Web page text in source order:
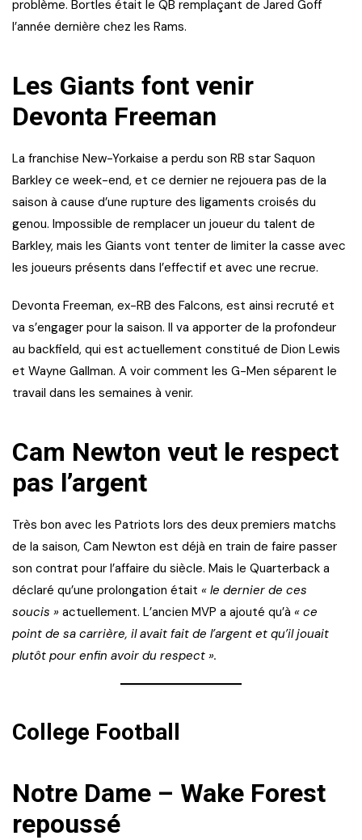
problème. Bortles était le QB remplaçant de Jared Goff
l’année dernière chez les Rams.
Les Giants font venir
Devonta Freeman
La franchise New-Yorkaise a perdu son RB star Saquon
Barkley ce week-end, et ce dernier ne rejouera pas de la
saison à cause d’une rupture des ligaments croisés du
genou. Impossible de remplacer un joueur du talent de
Barkley, mais les Giants vont tenter de limiter la casse avec
les joueurs présents dans l’effectif et avec une recrue.
Devonta Freeman, ex-RB des Falcons, est ainsi recruté et
va s’engager pour la saison. Il va apporter de la profondeur
au backfield, qui est actuellement constitué de Dion Lewis
et Wayne Gallman. A voir comment les G-Men séparent le
travail dans les semaines à venir.
Cam Newton veut le respect
pas l’argent
Très bon avec les Patriots lors des deux premiers matchs
de la saison, Cam Newton est déjà en train de faire passer
son contrat pour l’affaire du siècle. Mais le Quarterback a
déclaré qu’une prolongation était « le dernier de ces
soucis » actuellement. L’ancien MVP a ajouté qu’à « ce
point de sa carrière, il avait fait de l’argent et qu’il jouait
plutôt pour enfin avoir du respect ».
College Football
Notre Dame – Wake Forest
repoussé